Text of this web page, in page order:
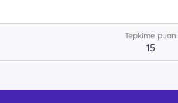
Tepkime puanı
15